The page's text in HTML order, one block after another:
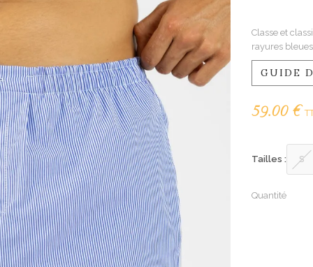
Classe et
rayures
GUIDE
59.00 €
Tailles : S
Quantité